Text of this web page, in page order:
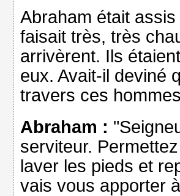
Abraham était
faisait très, très
arrivèrent. Ils
eux. Avait-il deviné
travers ces
Abraham :
serviteur.
laver les pieds et
vais vous apporter